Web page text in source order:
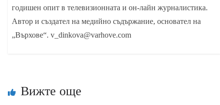
годишен опит в телевизионната и он-лайн журналистика.
Автор и създател на медийно съдържание, основател на
„Върхове“. v_dinkova@varhove.com
Вижте още